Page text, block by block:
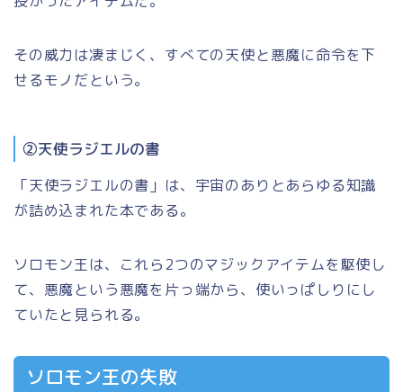
その威力は凄まじく、すべての天使と悪魔に命令を下
せるモノだという。
②天使ラジエルの書
「天使ラジエルの書」 は、宇宙のありとあらゆる知識
が詰め込まれた本である。
ソロモン王は、これら2つのマジックアイテムを駆使し
て、悪魔という悪魔を片っ端から、使いっぱしりにし
ていたと見られる。
ソロモン王の失敗